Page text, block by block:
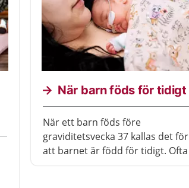
När barn föds för tidigt
När ett barn föds före
graviditetsvecka 37 kallas det för
att barnet är född för tidigt. Ofta